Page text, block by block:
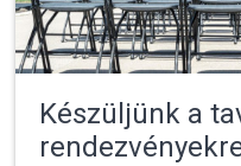
Készüljünk a